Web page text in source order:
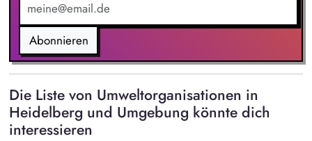
Abonnieren
Die Liste von Umweltorganisationen in
Heidelberg und Umgebung könnte dich
interessieren